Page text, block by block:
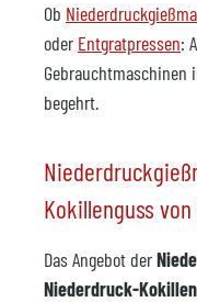
Ob
oder Entgratpressen:
begehrt.
Kokillenguss
Das Angebot der
Niederdruck-